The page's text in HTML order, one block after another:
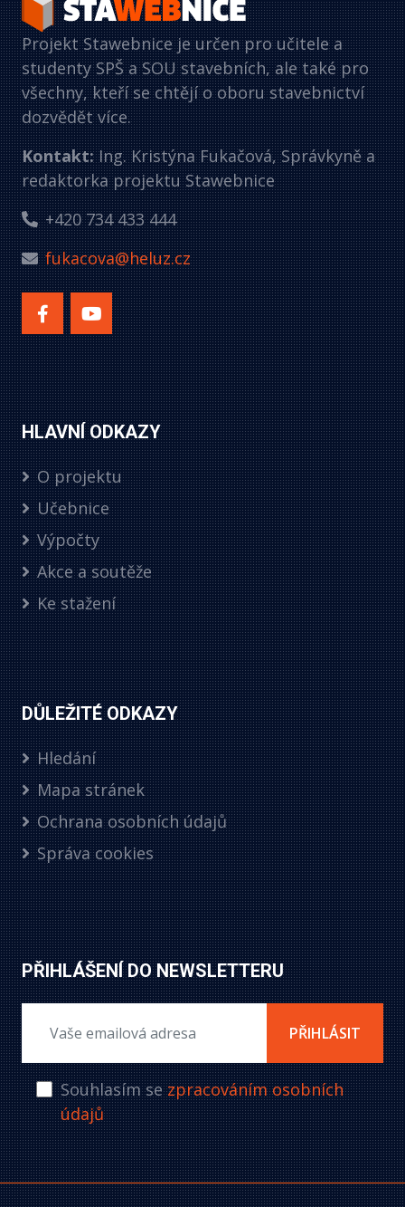
Projekt Stawebnice je určen pro učitele a
studenty SPŠ a SOU stavebních, ale také pro
všechny, kteří se chtějí o oboru stavebnictví
dozvědět více.
Kontakt:Ing. Kristýna Fukačová, Správkyně a
redaktorka projektu Stawebnice
+420 734 433 444
fukacova@heluz.cz
HLAVNÍ ODKAZY
O projektu
Učebnice
Výpočty
Akce a soutěže
Ke stažení
DŮLEŽITÉ ODKAZY
Hledání
Mapa stránek
Ochrana osobních údajů
Správa cookies
PŘIHLÁŠENÍ DO NEWSLETTERU
PŘIHLÁSIT
Souhlasím sezpracováním osobních
údajů